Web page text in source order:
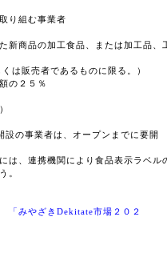
り組む事業者
商品の加工食品、または加工品、
売者であるものに限る。）
の２５％
事業者は、オープンまでに要開
機関により食品表示ラベル
。
「みやざきDekitate市場２０２